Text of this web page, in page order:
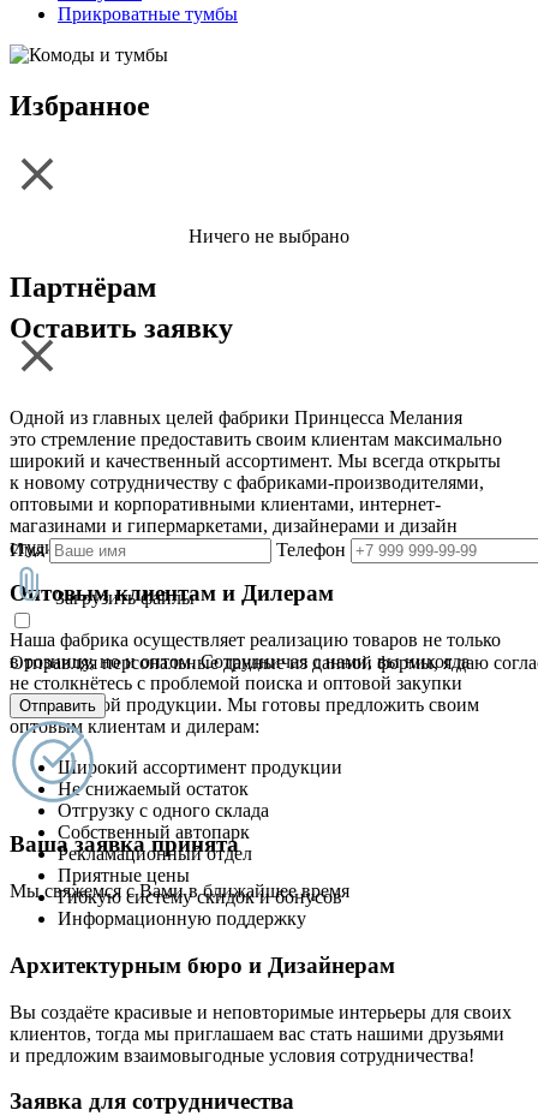
Прикроватные тумбы
Избранное
Ничего не выбрано
Оставить заявку
Имя Телефон
Загрузить файлы
Отправляя персональные данные из данной формы, я даю
Отправить
Ваша заявка принята
Мы свяжемся с Вами в ближайшее время
Партнёрам
Одной из главных целей фабрики Принцесса Мелания
это стремление предоставить своим клиентам максимально
широкий и качественный ассортимент. Мы всегда открыты
к новому сотрудничеству с фабриками-производителями,
оптовыми и корпоративными клиентами, интернет-
магазинами и гипермаркетами, дизайнерами и дизайн
студиями
Оптовым клиентам и Дилерам
Наша фабрика осуществляет реализацию товаров не только
в розницу, но и оптом. Сотрудничая с нами, вы никогда
не столкнётесь с проблемой поиска и оптовой закупки
качественной продукции. Мы готовы предложить своим
оптовым клиентам и дилерам:
Широкий ассортимент продукции
Не снижаемый остаток
Отгрузку с одного склада
Собственный автопарк
Рекламационный отдел
Приятные цены
Гибкую систему скидок и бонусов
Информационную поддержку
Архитектурным бюро и Дизайнерам
Вы создаёте красивые и неповторимые интерьеры для своих
клиентов, тогда мы приглашаем вас стать нашими друзьями
и предложим взаимовыгодные условия сотрудничества!
Заявка для сотрудничества